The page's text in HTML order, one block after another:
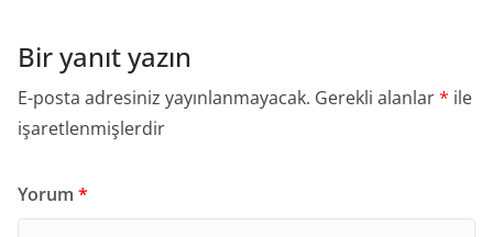
Bir yanıt yazın
E-posta adresiniz yayınlanmayacak. Gerekli alanlar* ile
işaretlenmişlerdir
Yorum *